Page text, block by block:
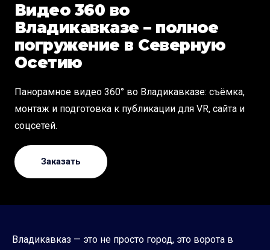
Видео 360 во
Владикавказе – полное
погружение в Северную
Осетию
Панорамное видео 360° во Владикавказе: съёмка,
монтаж и подготовка к публикации для VR, сайта и
соцсетей.
Заказать
Владикавказ — это не просто город, это ворота в